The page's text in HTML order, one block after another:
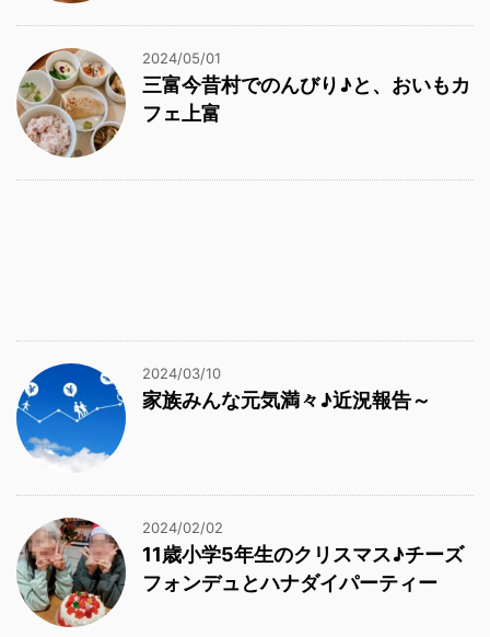
2024/05/01
三富今昔村でのんびり♪と、おいもカ
フェ上富
2024/03/10
家族みんな元気満々♪近況報告～
2024/02/02
11歳小学5年生のクリスマス♪チーズ
フォンデュとハナダイパーティー